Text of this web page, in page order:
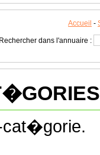
Accueil -
Rechercher dans l'annuaire :
cat�gorie.